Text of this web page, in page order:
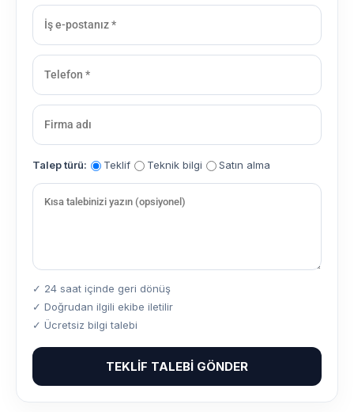
Talep türü: Teklif Teknik bilgi Satın alma
✓ 24 saat içinde geri dönüş
✓ Doğrudan ilgili ekibe iletilir
✓ Ücretsiz bilgi talebi
TEKLIF TALEBI GÖNDER